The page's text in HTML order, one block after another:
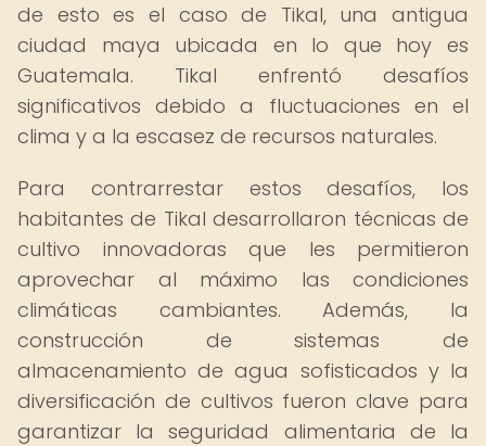
de esto es el caso de Tikal, una antigua
ciudad maya ubicada en lo que hoy es
Guatemala. Tikal enfrentó desafíos
significativos debido a fluctuaciones en el
clima y a la escasez de recursos naturales.
Para contrarrestar estos desafíos, los
habitantes de Tikal desarrollaron técnicas de
cultivo innovadoras que les permitieron
aprovechar al máximo las condiciones
climáticas cambiantes. Además, la
construcción de sistemas de
almacenamiento de agua sofisticados y la
diversificación de cultivos fueron clave para
garantizar la seguridad alimentaria de la